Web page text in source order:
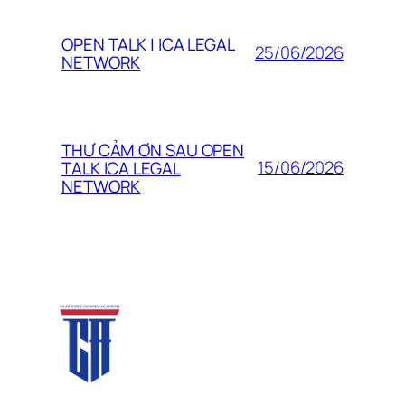
OPEN TALK | ICA LEGAL
NETWORK 25/06/2026
THƯ CẢM ƠN SAU OPEN
TALK ICA LEGAL
NETWORK
15/06/2026